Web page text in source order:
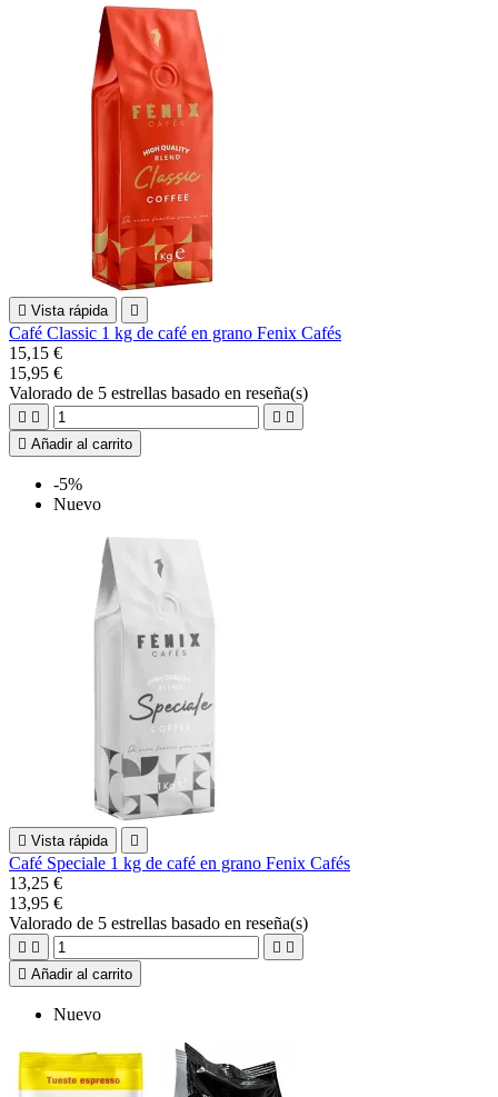
 Vista rápida 
Café Classic 1 kg de café en grano Fenix Cafés
15,15 €
15,95 €
Valorado de 5 estrellas basado en reseña(s)
   
 Añadir al carrito
-5%
Nuevo
 Vista rápida 
Café Speciale 1 kg de café en grano Fenix Cafés
13,25 €
13,95 €
Valorado de 5 estrellas basado en reseña(s)
   
 Añadir al carrito
Nuevo